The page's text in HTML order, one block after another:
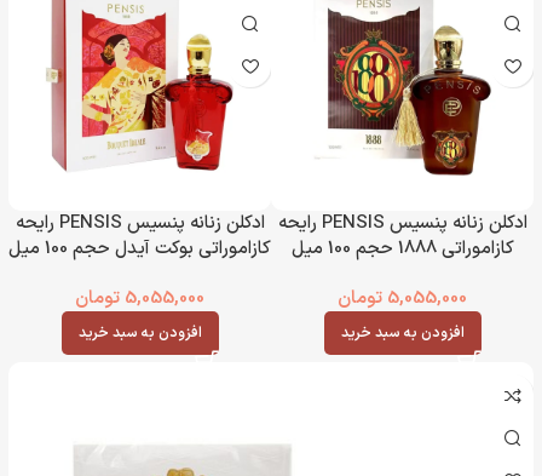
ادکلن زنانه پنسیس PENSIS رایحه
کازاموراتی 1888 حجم 100 میل
5,055,000 تومان
افزودن به سبد خرید
ادکلن زنانه پنسیس PENSIS رایحه
کازاموراتی بوکت آیدل حجم 100 میل
5,055,000 تومان
افزودن به سبد خرید